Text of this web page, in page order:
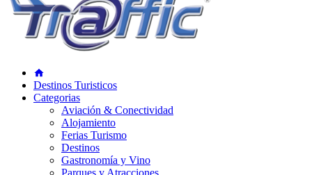
Destinos Turisticos
Categorias
Aviación & Conectividad
Alojamiento
Ferias Turismo
Destinos
Gastronomía y Vino
Parques y Atracciones